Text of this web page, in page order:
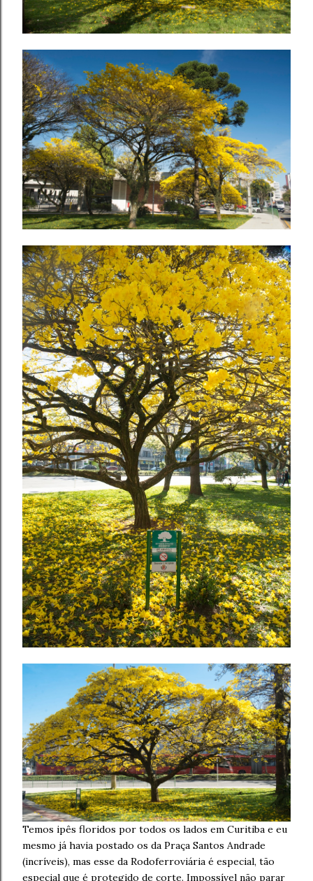
Temos ipês floridos por todos os lados em Curitiba e eu
mesmo já havia postado os da Praça Santos Andrade
(incríveis), mas esse da Rodoferroviária é especial, tão
especial que é protegido de corte. Impossível não parar